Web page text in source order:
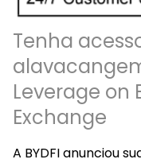
Tenha
Leverage on
Exchange
A BYDFI anunciou